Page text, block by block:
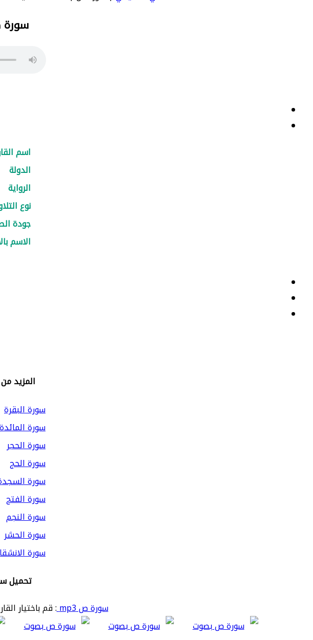
اسم
الدولة
الرواية
نوع
جودة
الاسم
المزيد
سورة البقرة
سورة المائدة
سورة الحجر
سورة الحج
سورة
سورة الفتح
سورة النجم
سورة الحشر
سورة
تحميل
سورة ص mp3
: قم باختيار